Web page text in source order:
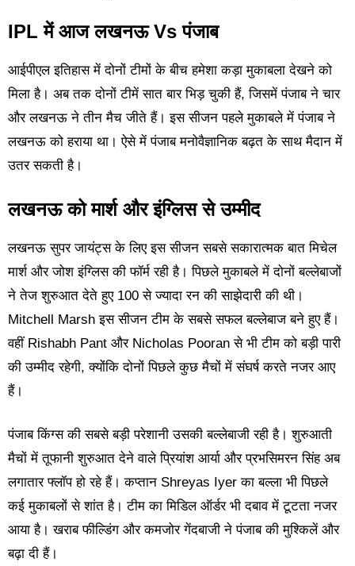
IPL में आज लखनऊ Vs पंजाब
आईपीएल इतिहास में दोनों टीमों के बीच हमेशा कड़ा मुकाबला देखने को
मिला है। अब तक दोनों टीमें सात बार भिड़ चुकी हैं, जिसमें पंजाब ने चार
और लखनऊ ने तीन मैच जीते हैं। इस सीजन पहले मुकाबले में पंजाब ने
लखनऊ को हराया था। ऐसे में पंजाब मनोवैज्ञानिक बढ़त के साथ मैदान में
उतर सकती है।
लखनऊ को मार्श और इंग्लिस से उम्मीद
लखनऊ सुपर जायंट्स के लिए इस सीजन सबसे सकारात्मक बात मिचेल
मार्श और जोश इंग्लिस की फॉर्म रही है। पिछले मुकाबले में दोनों बल्लेबाजों
ने तेज शुरुआत देते हुए 100 से ज्यादा रन की साझेदारी की थी।
Mitchell Marsh इस सीजन टीम के सबसे सफल बल्लेबाज बने हुए हैं।
वहीं Rishabh Pant और Nicholas Pooran से भी टीम को बड़ी पारी
की उम्मीद रहेगी, क्योंकि दोनों पिछले कुछ मैचों में संघर्ष करते नजर आए
हैं।
पंजाब किंग्स की सबसे बड़ी परेशानी उसकी बल्लेबाजी रही है। शुरुआती
मैचों में तूफानी शुरुआत देने वाले प्रियांश आर्या और प्रभसिमरन सिंह अब
लगातार फ्लॉप हो रहे हैं। कप्तान Shreyas Iyer का बल्ला भी पिछले
कई मुकाबलों से शांत है। टीम का मिडिल ऑर्डर भी दबाव में टूटता नजर
आया है। खराब फील्डिंग और कमजोर गेंदबाजी ने पंजाब की मुश्किलें और
बढ़ा दी हैं।